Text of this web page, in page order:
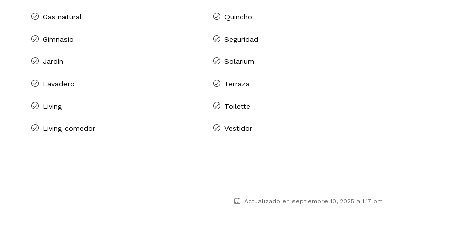
Gas natural
Gimnasio
Jardín
Lavadero
Living
Living comedor
Quincho
Seguridad
Solarium
Terraza
Toilette
Vestidor
Actualizado en septiembre 10, 2025 a 1:17 pm